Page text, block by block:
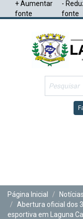
+ Aumentar
fonte
-
fonte
Página Inicial
Notícias
Abertura oficial dos
esportiva em Laguna